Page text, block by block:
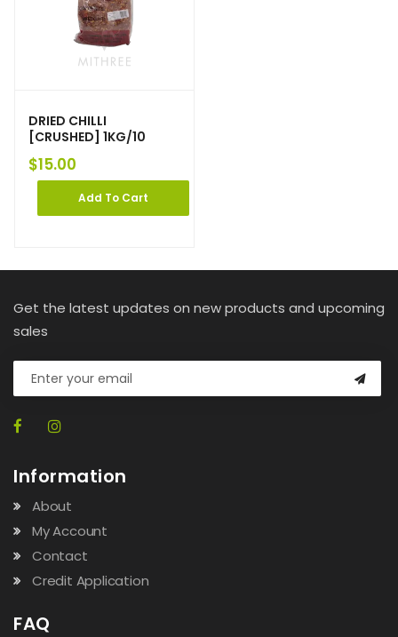
DRIED CHILLI
[CRUSHED] 1KG/10
$15.00
Add To Cart
Get the latest updates on new products and upcoming
sales
Information
About
My Account
Contact
Credit Application
FAQ